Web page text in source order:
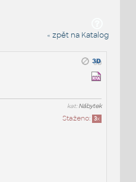
« zpět na Katalog
kat:Nábytek
Staženo: 3x